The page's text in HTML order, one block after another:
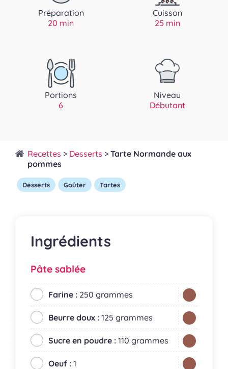
Préparation
20 min
Cuisson
25 min
Portions
6
Niveau
Débutant
Recettes > Desserts > Tarte Normande aux
pommes
Desserts Goûter Tartes
Ingrédients
Pâte sablée
Farine : 250 grammes
Beurre doux : 125 grammes
Sucre en poudre : 110 grammes
Oeuf : 1